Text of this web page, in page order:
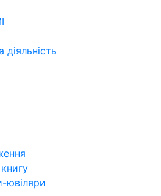
діяльність
ювіляри